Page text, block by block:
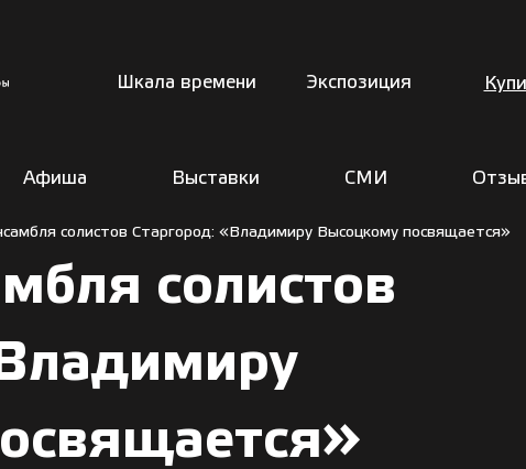
Шкала времени Экспозиция
Афиша Выставки СМИ
солистов Старгород: «Владимиру Высоцкому посвящается»
солистов